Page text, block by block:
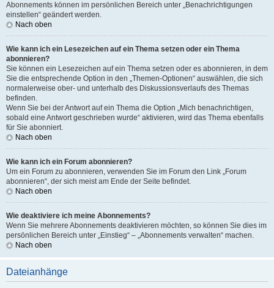
Abonnements können im persönlichen Bereich unter „Benachrichtigungen
einstellen“ geändert werden.
Nach oben
Wie kann ich ein Lesezeichen auf ein Thema setzen oder ein Thema
abonnieren?
Sie können ein Lesezeichen auf ein Thema setzen oder es abonnieren, in dem
Sie die entsprechende Option in den „Themen-Optionen“ auswählen, die sich
normalerweise ober- und unterhalb des Diskussionsverlaufs des Themas
befinden.
Wenn Sie bei der Antwort auf ein Thema die Option „Mich benachrichtigen,
sobald eine Antwort geschrieben wurde“ aktivieren, wird das Thema ebenfalls
für Sie abonniert.
Nach oben
Wie kann ich ein Forum abonnieren?
Um ein Forum zu abonnieren, verwenden Sie im Forum den Link „Forum
abonnieren“, der sich meist am Ende der Seite befindet.
Nach oben
Wie deaktiviere ich meine Abonnements?
Wenn Sie mehrere Abonnements deaktivieren möchten, so können Sie dies im
persönlichen Bereich unter „Einstieg“ – „Abonnements verwalten“ machen.
Nach oben
Dateianhänge